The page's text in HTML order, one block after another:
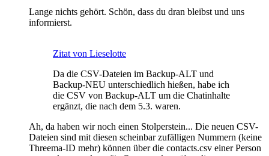
Lange nichts gehört. Schön, dass du dran bleibst und uns
informierst.
Zitat von Lieselotte
Da die CSV-Dateien im Backup-ALT und
Backup-NEU unterschiedlich hießen, habe ich
die CSV von Backup-ALT um die Chatinhalte
ergänzt, die nach dem 5.3. waren.
Ah, da haben wir noch einen Stolperstein... Die neuen CSV-
Dateien sind mit diesen scheinbar zufälligen Nummern (keine
Threema-ID mehr) können über die contacts.csv einer Person